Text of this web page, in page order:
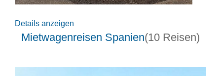
Details anzeigen
Mietwagenreisen Spanien(10 Reisen)